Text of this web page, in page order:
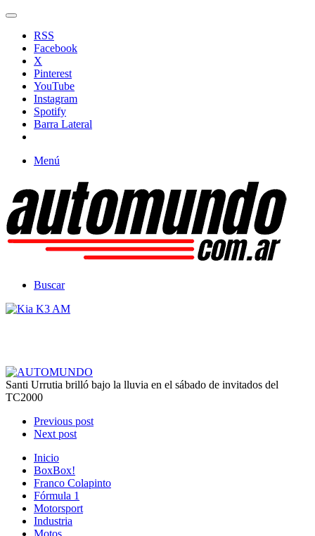
RSS
Facebook
X
Pinterest
YouTube
Instagram
Spotify
Barra Lateral
Menú
Buscar
Santi Urrutia brilló bajo la lluvia en el sábado de invitados del
TC2000
Previous post
Next post
Inicio
BoxBox!
Franco Colapinto
Fórmula 1
Motorsport
Industria
Motos